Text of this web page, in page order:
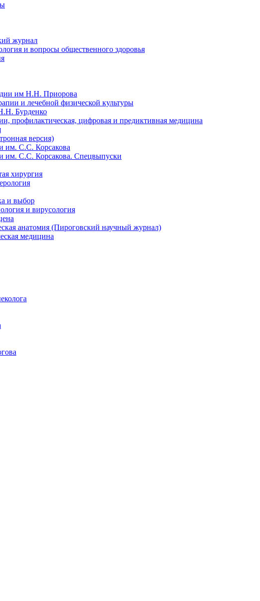
журнал
и вопросы общественного здоровья
им Н.Н. Приорова
и лечебной физической культуры
Бурденко
профилактическая, цифровая и предиктивная медицина
версия)
им. С.С. Корсакова
им. С.С. Корсакова. Спецвыпуски
хирургия
и выбор
и вирусология
анатомия (Пироговский научный журнал)
медицина